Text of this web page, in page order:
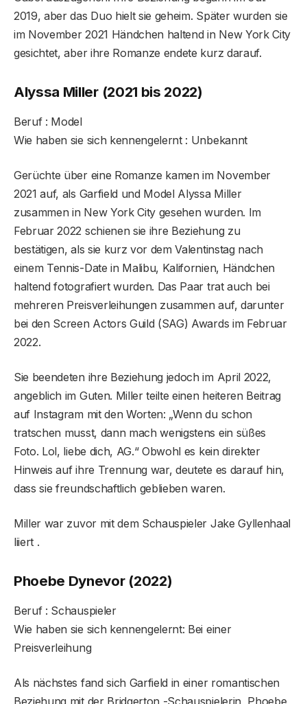
2019, aber das Duo hielt sie geheim. Später wurden sie
im November 2021 Händchen haltend in New York City
gesichtet, aber ihre Romanze endete kurz darauf.
Alyssa Miller (2021 bis 2022)
Beruf : Model
Wie haben sie sich kennengelernt : Unbekannt
Gerüchte über eine Romanze kamen im November
2021 auf, als Garfield und Model Alyssa Miller
zusammen in New York City gesehen wurden. Im
Februar 2022 schienen sie ihre Beziehung zu
bestätigen, als sie kurz vor dem Valentinstag nach
einem Tennis-Date in Malibu, Kalifornien, Händchen
haltend fotografiert wurden. Das Paar trat auch bei
mehreren Preisverleihungen zusammen auf, darunter
bei den Screen Actors Guild (SAG) Awards im Februar
2022.
Sie beendeten ihre Beziehung jedoch im April 2022,
angeblich im Guten. Miller teilte einen heiteren Beitrag
auf Instagram mit den Worten: „Wenn du schon
tratschen musst, dann mach wenigstens ein süßes
Foto. Lol, liebe dich, AG.“ Obwohl es kein direkter
Hinweis auf ihre Trennung war, deutete es darauf hin,
dass sie freundschaftlich geblieben waren.
Miller war zuvor mit dem Schauspieler Jake Gyllenhaal
liiert .
Phoebe Dynevor (2022)
Beruf : Schauspieler
Wie haben sie sich kennengelernt: Bei einer
Preisverleihung
Als nächstes fand sich Garfield in einer romantischen